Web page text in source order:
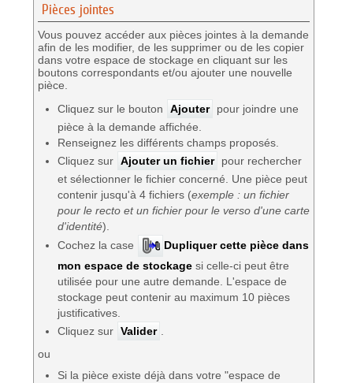
Pièces jointes
Vous pouvez accéder aux pièces jointes à la demande
afin de les modifier, de les supprimer ou de les copier
dans votre espace de stockage en cliquant sur les
boutons correspondants et/ou ajouter une nouvelle
pièce.
Cliquez sur le bouton
Ajouter
pour joindre une
pièce à la demande affichée.
Renseignez les différents champs proposés.
Cliquez sur Ajouter un fichier
pour rechercher
et sélectionner le fichier concerné. Une pièce peut
contenir jusqu'à 4 fichiers (exemple : un fichier
pour le recto et un fichier pour le verso d'une carte
d'identité).
Cochez la case
Dupliquer cette pièce dans
mon espace de stockagesi celle-ci peut être
utilisée pour une autre demande. L'espace de
stockage peut contenir au maximum 10 pièces
justificatives.
Cliquez sur Valider
ou
Si la pièce existe déjà dans votre "espace de